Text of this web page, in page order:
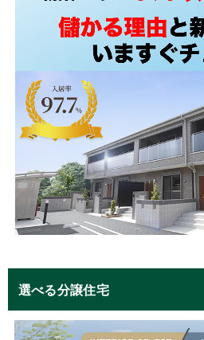
選べる分譲住宅